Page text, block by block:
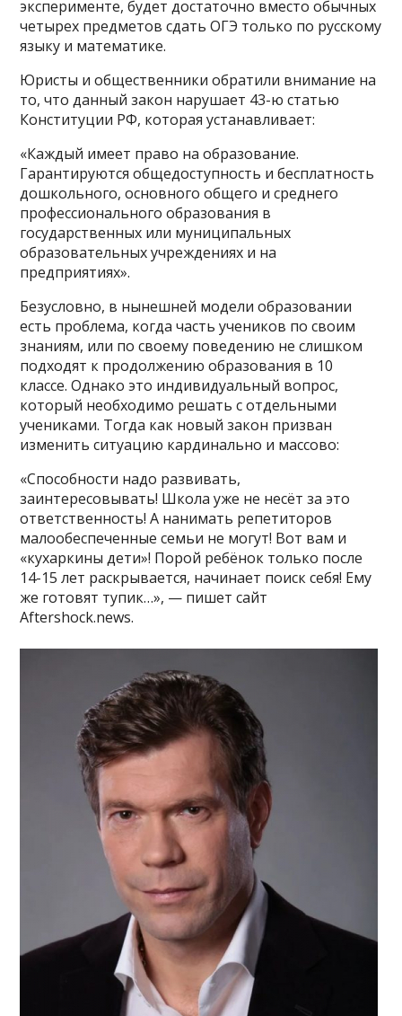
эксперименте, будет достаточно вместо обычных
четырех предметов сдать ОГЭ только по русскому
языку и математике.
Юристы и общественники обратили внимание на
то, что данный закон нарушает 43-ю статью
Конституции РФ, которая устанавливает:
«Каждый имеет право на образование.
Гарантируются общедоступность и бесплатность
дошкольного, основного общего и среднего
профессионального образования в
государственных или муниципальных
образовательных учреждениях и на
предприятиях».
Безусловно, в нынешней модели образовании
есть проблема, когда часть учеников по своим
знаниям, или по своему поведению не слишком
подходят к продолжению образования в 10
классе. Однако это индивидуальный вопрос,
который необходимо решать с отдельными
учениками. Тогда как новый закон призван
изменить ситуацию кардинально и массово:
«Способности надо развивать,
заинтересовывать! Школа уже не несёт за это
ответственность! А нанимать репетиторов
малообеспеченные семьи не могут! Вот вам и
«кухаркины дети»! Порой ребёнок только после
14-15 лет раскрывается, начинает поиск себя! Ему
же готовят тупик…», — пишет сайт
Аftershock.news.